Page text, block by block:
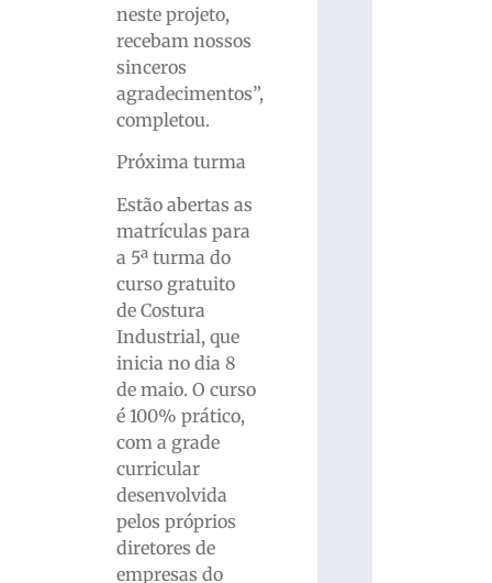
neste projeto,
recebam nossos
sinceros
agradecimentos”,
completou.
Próxima turma
Estão abertas as
matrículas para
a 5ª turma do
curso gratuito
de Costura
Industrial, que
inicia no dia 8
de maio. O curso
é 100% prático,
com a grade
curricular
desenvolvida
pelos próprios
diretores de
empresas do